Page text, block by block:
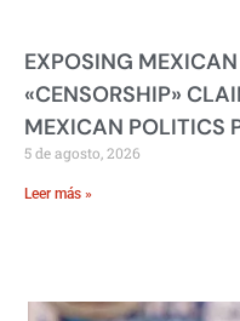
EXPOSING
«CENSORSHIP»
MEXICAN POLITICS
5 de agosto, 2026
Leer más »